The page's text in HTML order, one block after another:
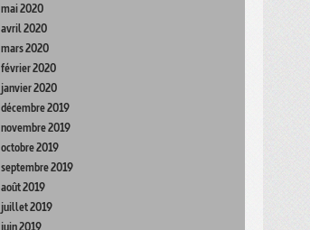
mai 2020
avril 2020
mars 2020
février 2020
janvier 2020
décembre 2019
novembre 2019
octobre 2019
septembre 2019
août 2019
juillet 2019